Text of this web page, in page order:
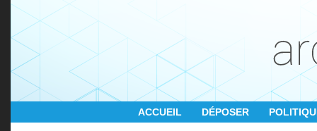
ACCUEIL DÉPOSER